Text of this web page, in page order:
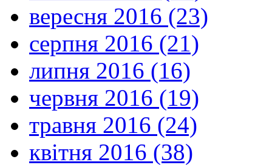
вересня 2016 (23)
серпня 2016 (21)
липня 2016 (16)
червня 2016 (19)
травня 2016 (24)
квітня 2016 (38)